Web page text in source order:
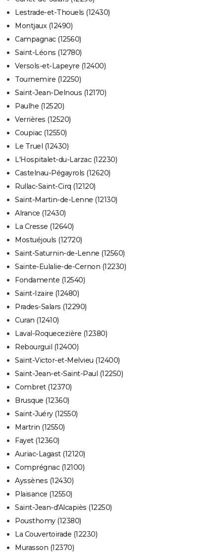
Lestrade-et-Thouels (12430)
Montjaux (12490)
Campagnac (12560)
Saint-Léons (12780)
Versols-et-Lapeyre (12400)
Tournemire (12250)
Saint-Jean-Delnous (12170)
Paulhe (12520)
Verrières (12520)
Coupiac (12550)
Le Truel (12430)
L'Hospitalet-du-Larzac (12230)
Castelnau-Pégayrols (12620)
Rullac-Saint-Cirq (12120)
Saint-Martin-de-Lenne (12130)
Alrance (12430)
La Cresse (12640)
Mostuéjouls (12720)
Saint-Saturnin-de-Lenne (12560)
Sainte-Eulalie-de-Cernon (12230)
Fondamente (12540)
Saint-Izaire (12480)
Prades-Salars (12290)
Curan (12410)
Laval-Roquecezière (12380)
Rebourguil (12400)
Saint-Victor-et-Melvieu (12400)
Saint-Jean-et-Saint-Paul (12250)
Combret (12370)
Brusque (12360)
Saint-Juéry (12550)
Martrin (12550)
Fayet (12360)
Auriac-Lagast (12120)
Comprégnac (12100)
Ayssènes (12430)
Plaisance (12550)
Saint-Jean-d'Alcapiès (12250)
Pousthomy (12380)
La Couvertoirade (12230)
Murasson (12370)